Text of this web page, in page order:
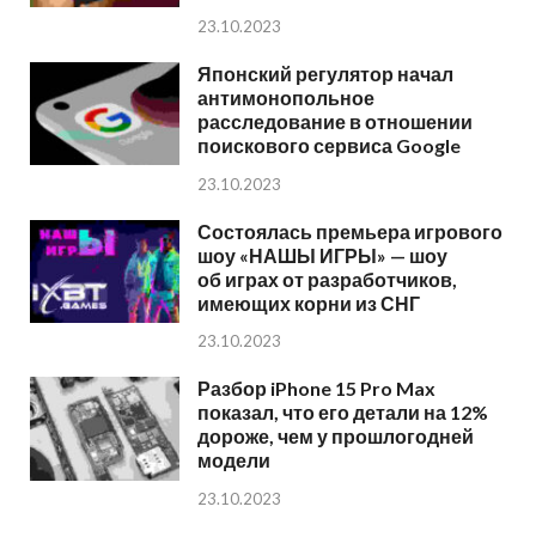
23.10.2023
Японский регулятор начал
антимонопольное
расследование в отношении
поискового сервиса Google
23.10.2023
Состоялась премьера игрового
шоу «НАШЫ ИГРЫ» — шоу
об играх от разработчиков,
имеющих корни из СНГ
23.10.2023
Разбор iPhone 15 Pro Max
показал, что его детали на 12%
дороже, чем у прошлогодней
модели
23.10.2023